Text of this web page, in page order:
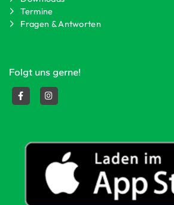
Termine
Fragen & Antworten
Folgt uns gerne!